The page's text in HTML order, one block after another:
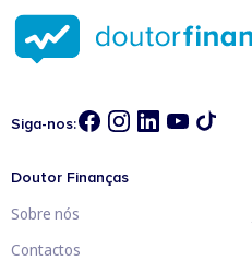
Siga-nos:
Doutor Finanças
Sobre nós
Contactos